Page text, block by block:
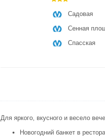
Садовая
Сенная
Спасская
Для яркого, вкусного и весело
Новогодний банкет в